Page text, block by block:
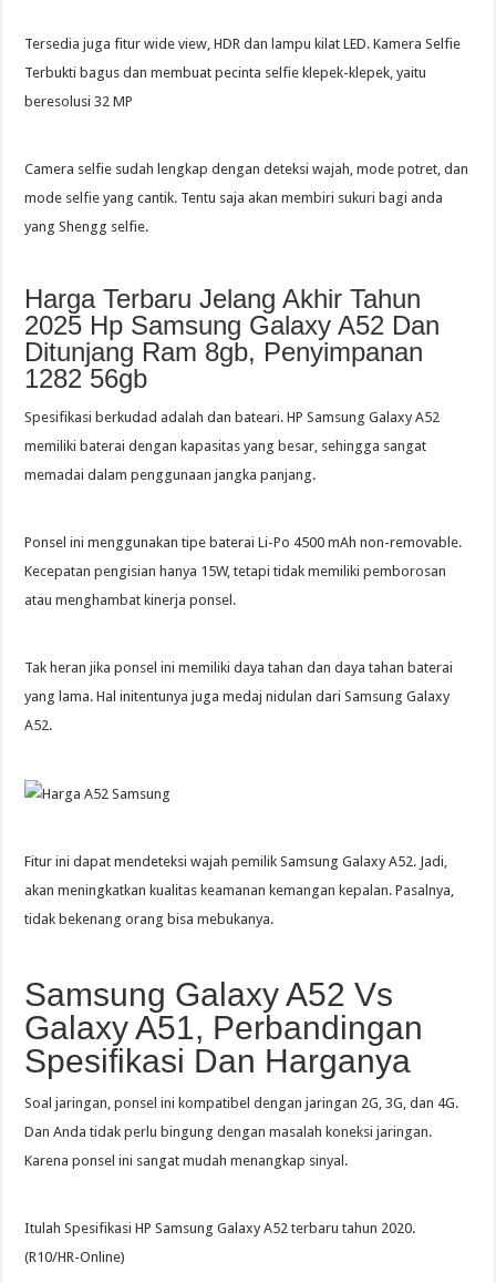
Tersedia juga fitur wide view, HDR dan lampu kilat LED. Kamera Selfie
Terbukti bagus dan membuat pecinta selfie klepek-klepek, yaitu
beresolusi 32 MP
Camera selfie sudah lengkap dengan deteksi wajah, mode potret, dan
mode selfie yang cantik. Tentu saja akan membiri sukuri bagi anda
yang Shengg selfie.
Harga Terbaru Jelang Akhir Tahun
2025 Hp Samsung Galaxy A52 Dan
Ditunjang Ram 8gb, Penyimpanan
1282 56gb
Spesifikasi berkudad adalah dan bateari. HP Samsung Galaxy A52
memiliki baterai dengan kapasitas yang besar, sehingga sangat
memadai dalam penggunaan jangka panjang.
Ponsel ini menggunakan tipe baterai Li-Po 4500 mAh non-removable.
Kecepatan pengisian hanya 15W, tetapi tidak memiliki pemborosan
atau menghambat kinerja ponsel.
Tak heran jika ponsel ini memiliki daya tahan dan daya tahan baterai
yang lama. Hal initentunya juga medaj nidulan dari Samsung Galaxy
A52.
Fitur ini dapat mendeteksi wajah pemilik Samsung Galaxy A52. Jadi,
akan meningkatkan kualitas keamanan kemangan kepalan. Pasalnya,
tidak bekenang orang bisa mebukanya.
Samsung Galaxy A52 Vs
Galaxy A51, Perbandingan
Spesifikasi Dan Harganya
Soal jaringan, ponsel ini kompatibel dengan jaringan 2G, 3G, dan 4G.
Dan Anda tidak perlu bingung dengan masalah koneksi jaringan.
Karena ponsel ini sangat mudah menangkap sinyal.
Itulah Spesifikasi HP Samsung Galaxy A52 terbaru tahun 2020.
(R10/HR-Online)